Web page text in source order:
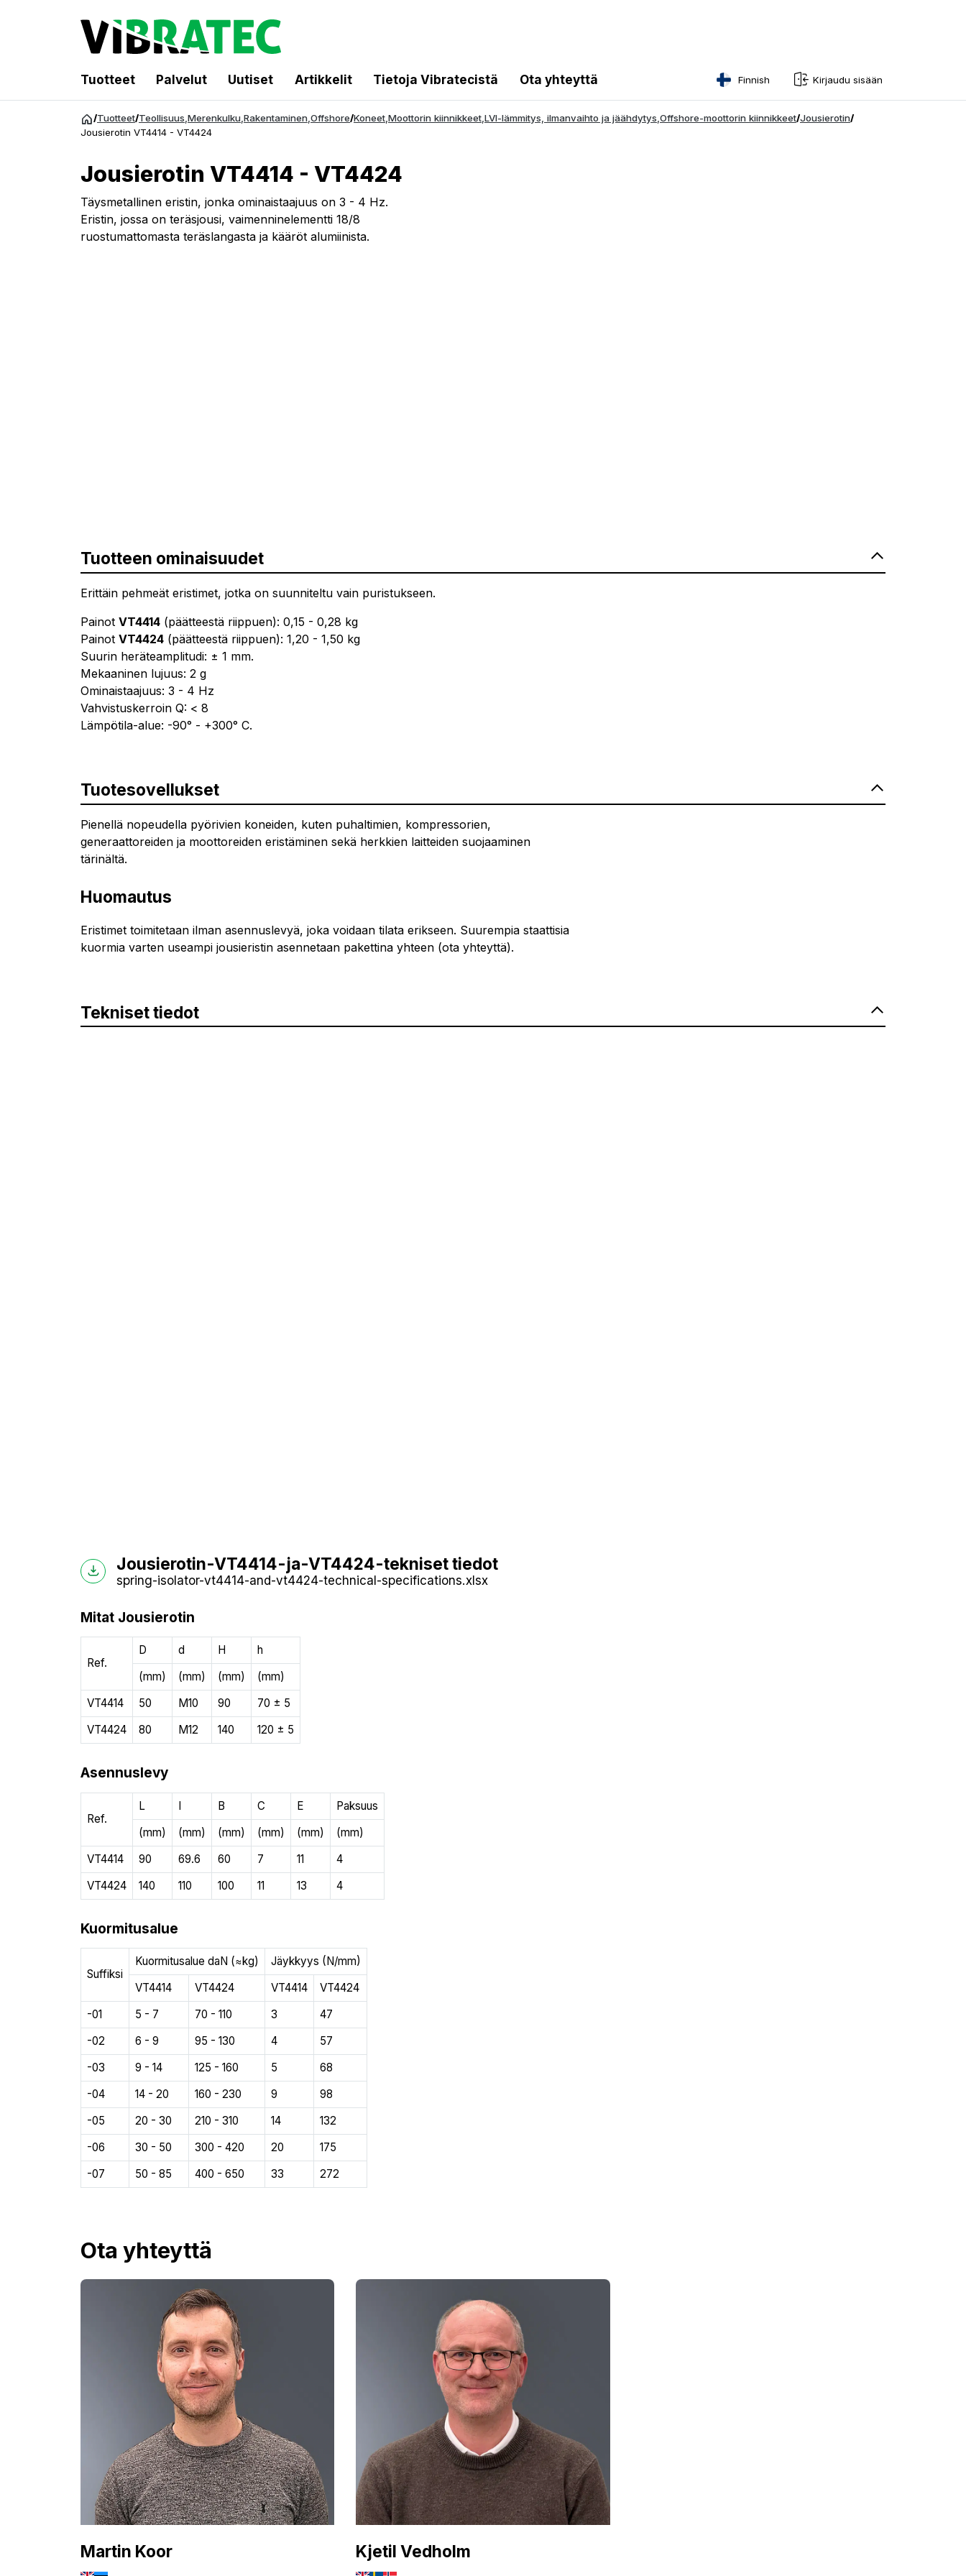
Tuotteet Palvelut Uutiset Artikkelit Tietoja Vibratecistä Ota yhteyttä Finnish Kirjaudu sisään
/Tuotteet/Teollisuus,Merenkulku,Rakentaminen,Offshore/Koneet,Moottorin kiinnikkeet,LVI-lämmitys, ilmanvaihto ja jäähdytys,Offshore-moottorin kiinnikkeet/Jousierotin/
Jousierotin VT4414 - VT4424
Jousierotin VT4414 - VT4424
Täysmetallinen eristin, jonka ominaistaajuus on 3 - 4 Hz.
Eristin, jossa on teräsjousi, vaimenninelementti 18/8
ruostumattomasta teräslangasta ja kääröt alumiinista.
Tuotteen ominaisuudet
Erittäin pehmeät eristimet, jotka on suunniteltu vain puristukseen.
Painot VT4414 (päätteestä riippuen): 0,15 - 0,28 kg
Painot VT4424 (päätteestä riippuen): 1,20 - 1,50 kg
Suurin heräteamplitudi: ± 1 mm.
Mekaaninen lujuus: 2 g
Ominaistaajuus: 3 - 4 Hz
Vahvistuskerroin Q: < 8
Lämpötila-alue: -90° - +300° C.
Tuotesovellukset
Pienellä nopeudella pyörivien koneiden, kuten puhaltimien, kompressorien,
generaattoreiden ja moottoreiden eristäminen sekä herkkien laitteiden suojaaminen
tärinältä.
Huomautus
Eristimet toimitetaan ilman asennuslevyä, joka voidaan tilata erikseen. Suurempia staattisia
kuormia varten useampi jousieristin asennetaan pakettina yhteen (ota yhteyttä).
Tekniset tiedot
Jousierotin-VT4414-ja-VT4424-tekniset tiedot
spring-isolator-vt4414-and-vt4424-technical-specifications.xlsx
Mitat Jousierotin
Ref.
D d H
h
(mm)
(mm) (mm)
(mm)
VT4414
50 M10 90
70 ± 5
VT4424
80 M12 140 120 ± 5
Asennuslevy
Ref.
L I B C E
Paksuus
(mm)
(mm) (mm) (mm) (mm)
(mm)
VT4414
90 69.6 60 7 11
4
VT4424
140 110 100 11 13 4
Kuormitusalue
Suffiksi
Kuormitusalue daN (≈kg)
Jäykkyys (N/mm)
VT4414
VT4424 VT4414
VT4424
-01
5 - 7 70 - 110 3
47
-02
6 - 9 95 - 130 4
57
-03
9 - 14 125 - 160 5
68
-04
14 - 20 160 - 230 9
98
-05
20 - 30 210 - 310 14
132
-06
30 - 50 300 - 420 20
175
-07
50 - 85 400 - 650 33 272
Ota yhteyttä
Martin Koor Kjetil Vedholm